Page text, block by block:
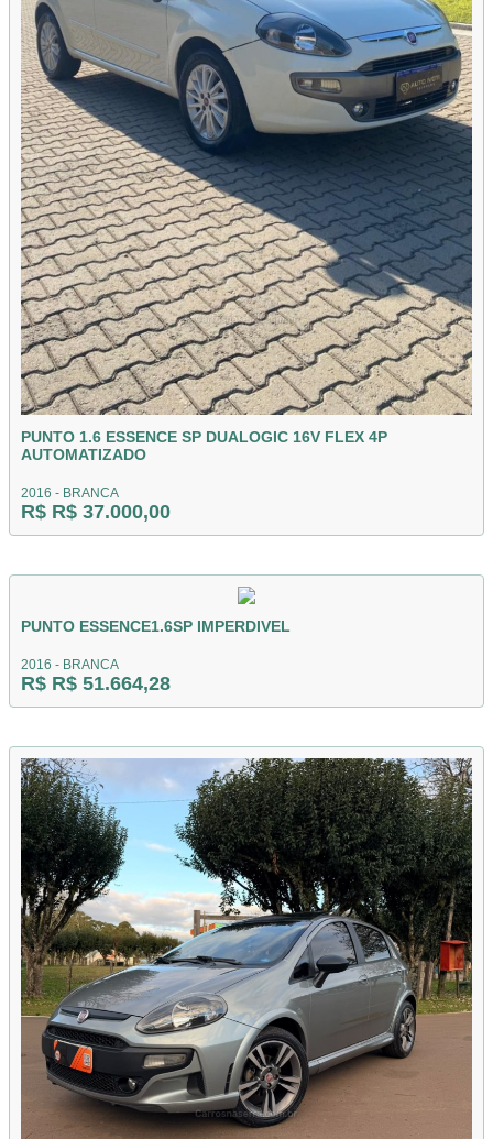
PUNTO 1.6 ESSENCE SP DUALOGIC 16V FLEX 4P
AUTOMATIZADO
2016 - BRANCA
R$ R$ 37.000,00
PUNTO ESSENCE1.6SP IMPERDIVEL
2016 - BRANCA
R$ R$ 51.664,28